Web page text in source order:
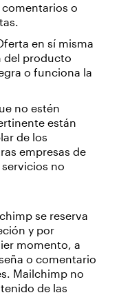
o
en sí misma
del producto
o funciona la
no estén
están
de los
empresas de
no
se reserva
y por
momento, a
o comentario
Mailchimp no
de las